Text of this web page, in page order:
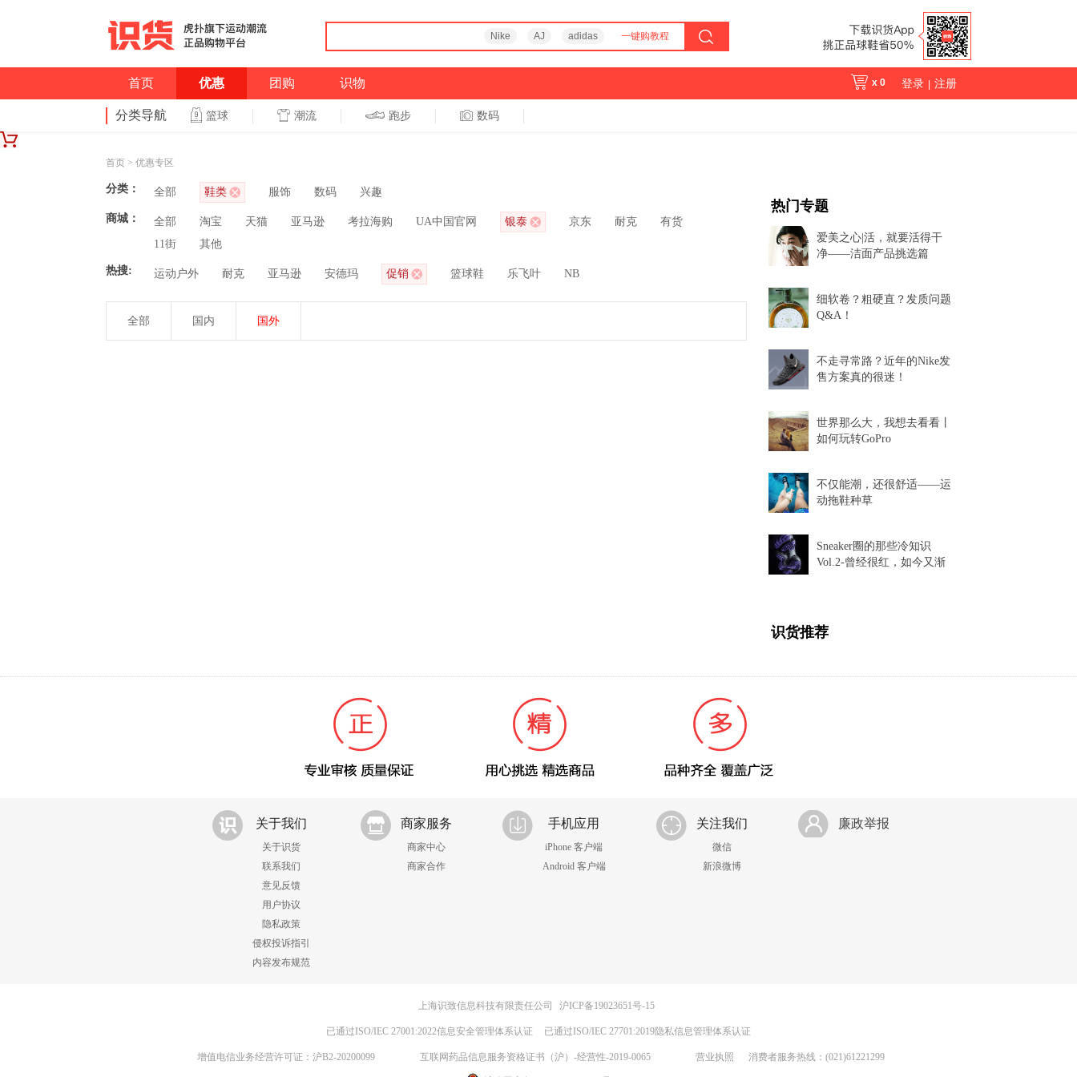
Nike AJ adidas 一键购教程
首页 优惠 团购 识物 x 0 登录 注册
分类导航 篮球 潮流 跑步 数码
首页 > 优惠专区
分类： 全部 鞋类 服饰 数码 兴趣
商城： 全部 淘宝 天猫 亚马逊 考拉海购 UA中国官网 银泰 京东 耐克
有货
11街
其他
热搜: 运动户外 耐克 亚马逊 安德玛 促销 篮球鞋 乐飞叶 NB
全部 国内 国外
热门专题
爱美之心|活，就要活得干
净——洁面产品挑选篇
细软卷？粗硬直？发质问题
Q&A！
不走寻常路？近年的Nike发
售方案真的很迷！
世界那么大，我想去看看丨
如何玩转GoPro
不仅能潮，还很舒适——运
动拖鞋种草
Sneaker圈的那些冷知识
Vol.2-曾经很红，如今又渐
识货推荐
关于我们
关于识货
联系我们
意见反馈
用户协议
隐私政策
侵权投诉指引
内容发布规范
商家服务
商家中心
商家合作
手机应用
iPhone 客户端
Android 客户端
关注我们
微信
新浪微博
廉政举报
上海识致信息科技有限责任公司 沪ICP备19023651号-15
已通过ISO/IEC 27001:2022信息安全管理体系认证 已通过ISO/IEC 27701:2019隐私信息管理体系认证
增值电信业务经营许可证：沪B2-20200099 互联网药品信息服务资格证书（沪）-经营性-2019-0065 营业执照 消费者服务热线：(021)61221299